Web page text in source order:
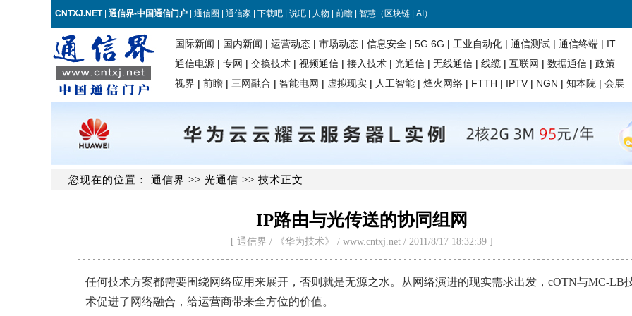
您现在的位置： 通信界 >> 光通信 >> 技术正文
IP路由与光传送的协同组网
[ 通信界 / 《华为技术》 / www.cntxj.net / 2011/8/17 18:32:39 ]
任何技术方案都需要围绕网络应用来展开，否则就是无源之水。从网络演进的现实需求出发，cOTN与MC-LB
术促进了网络融合，给运营商带来全方位的价值。